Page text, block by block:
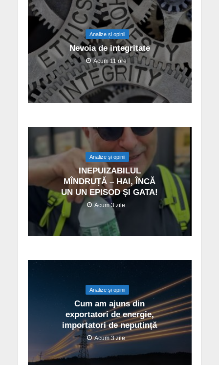
Analize și opinii
Nevoia de integritate
Acum 11 ore
Analize și opinii
INEPUIZABILUL
MÎNDRUȚĂ – HAI, ÎNCĂ
UN UN EPISOD ȘI GATA!
Acum 3 zile
Analize și opinii
Cum am ajuns din
exportatori de energie,
importatori de neputință
Acum 3 zile